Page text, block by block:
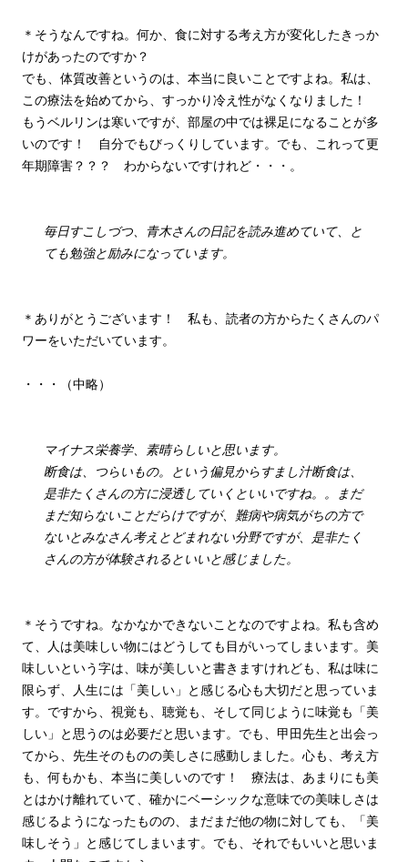
＊そうなんですね。何か、食に対する考え方が変化したきっか
けがあったのですか？
でも、体質改善というのは、本当に良いことですよね。私は、
この療法を始めてから、すっかり冷え性がなくなりました！
もうベルリンは寒いですが、部屋の中では裸足になることが多
いのです！ 自分でもびっくりしています。でも、これって更
年期障害？？？ わからないですけれど・・・。
毎日すこしづつ、青木さんの日記を読み進めていて、と
ても勉強と励みになっています。
＊ありがとうございます！ 私も、読者の方からたくさんのパ
ワーをいただいています。
・・・（中略）
マイナス栄養学、素晴らしいと思います。
断食は、つらいもの。という偏見からすまし汁断食は、
是非たくさんの方に浸透していくといいですね。。まだ
まだ知らないことだらけですが、難病や病気がちの方で
ないとみなさん考えとどまれない分野ですが、是非たく
さんの方が体験されるといいと感じました。
＊そうですね。なかなかできないことなのですよね。私も含め
て、人は美味しい物にはどうしても目がいってしまいます。美
味しいという字は、味が美しいと書きますけれども、私は味に
限らず、人生には「美しい」と感じる心も大切だと思っていま
す。ですから、視覚も、聴覚も、そして同じように味覚も「美
しい」と思うのは必要だと思います。でも、甲田先生と出会っ
てから、先生そのものの美しさに感動しました。心も、考え方
も、何もかも、本当に美しいのです！ 療法は、あまりにも美
とはかけ離れていて、確かにベーシックな意味での美味しさは
感じるようになったものの、まだまだ他の物に対しても、「美
味しそう」と感じてしまいます。でも、それでもいいと思いま